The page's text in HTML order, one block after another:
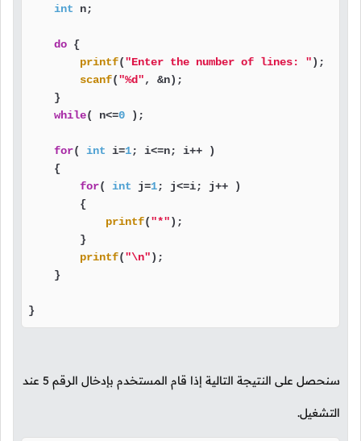
int n;
do {
printf("Enter the number of lines: ");
scanf("%d", &n);
    }
while( n<=0 );
for( int i=1; i<=n; i++ )
    {
for( int j=1; j<=i; j++ )
        {
printf("*");
        }
printf("\n");
    }
}
سنحصل على النتيجة التالية إذا قام المستخدم بإدخال الرقم 5 عند
التشغيل.